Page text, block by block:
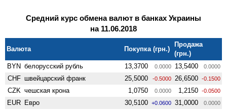
Средний курс обмена валют в банках Украины
на 11.06.2018
Валюта Покупка (грн.)
Продажа
(грн.)
BYN белорусский рубль 13,3700 0.0000 13,5400 0.0000
CHF швейцарский франк 25,5000 -0.5000 26,6500 -0.1500
CZK чешская крона 1,0750 0.0000 1,2150 -0.0500
EUR Евро 30,5100 +0.0600 31,0000 0.0000